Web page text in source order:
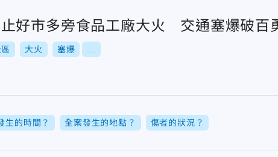
好市多旁食品工廠大火 交通塞爆破百
大火 塞爆
生的時間？ 全案發生的地點？ 傷者的狀況？